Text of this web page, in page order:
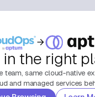
in the right
team, same cloud-native
and managed services